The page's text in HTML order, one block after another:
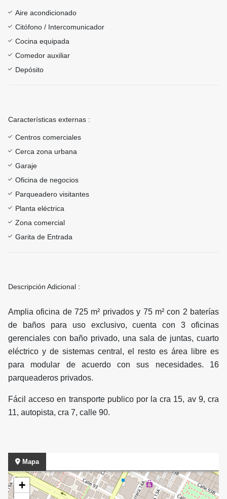
Aire acondicionado
Citófono / Intercomunicador
Cocina equipada
Comedor auxiliar
Depósito
Características externas :
Centros comerciales
Cerca zona urbana
Garaje
Oficina de negocios
Parqueadero visitantes
Planta eléctrica
Zona comercial
Garita de Entrada
Descripción Adicional :
Amplia oficina de 725 m² privados y 75 m² con 2 baterías
de baños para uso exclusivo, cuenta con 3 oficinas
gerenciales con baño privado, una sala de juntas, cuarto
eléctrico y de sistemas central, el resto es área libre es
para modular de acuerdo con sus necesidades. 16
parqueaderos privados.
Fácil acceso en transporte publico por la cra 15, av 9, cra
11, autopista, cra 7, calle 90.
Mapa
+